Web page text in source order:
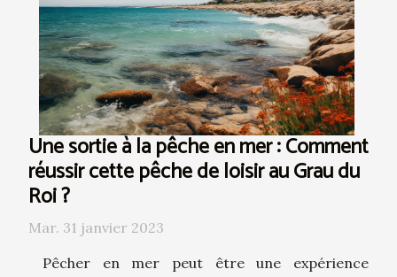
Une sortie à la pêche en mer : Comment
réussir cette pêche de loisir au Grau du
Roi ?
Mar. 31 janvier 2023
Pêcher en mer peut être une expérience